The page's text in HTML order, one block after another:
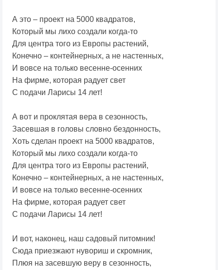
А это – проект на 5000 квадратов,
Который мы лихо создали когда-то
Для центра того из Европы растений,
Конечно – контейнерных, а не настенных,
И вовсе на только весенне-осенних
На фирме, которая радует свет
С подачи Ларисы 14 лет!
А вот и проклятая вера в сезонность,
Засевшая в головы словно бездонность,
Хоть сделан проект на 5000 квадратов,
Который мы лихо создали когда-то
Для центра того из Европы растений,
Конечно – контейнерных, а не настенных,
И вовсе на только весенне-осенних
На фирме, которая радует свет
С подачи Ларисы 14 лет!
И вот, наконец, наш садовый питомник!
Сюда приезжают нувориш и скромник,
Плюя на засевшую веру в сезонность,